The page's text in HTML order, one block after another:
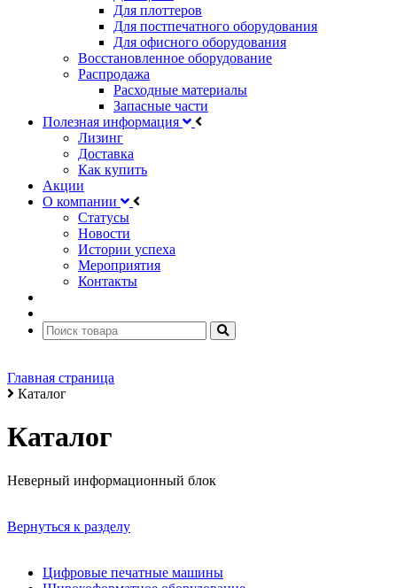
Для плоттеров
Для постпечатного оборудования
Для офисного оборудования
Восстановленное оборудование
Распродажа
Расходные материалы
Запасные части
Полезная информация
Лизинг
Доставка
Как купить
Акции
О компании
Статусы
Новости
Истории успеха
Мероприятия
Контакты
Главная страница
Каталог
Каталог
Неверный информационный блок
Вернуться к разделу
Цифровые печатные машины